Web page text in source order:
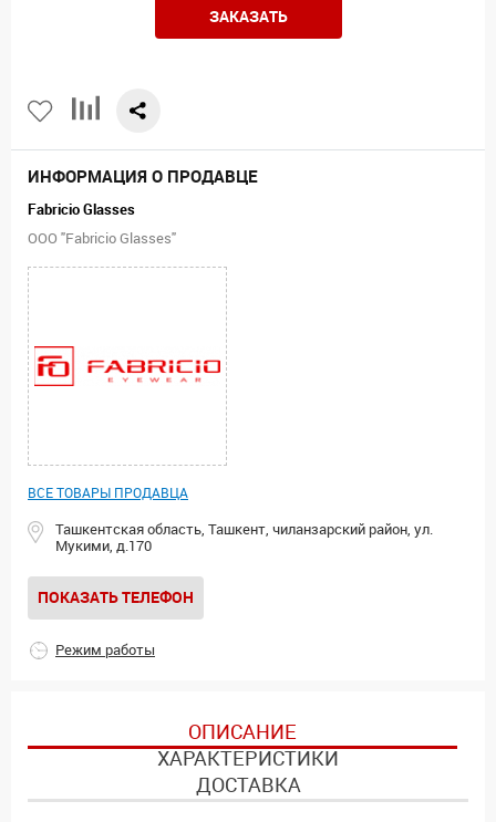
ЗАКАЗАТЬ
ИНФОРМАЦИЯ О ПРОДАВЦЕ
Fabricio Glasses
ООО "Fabricio Glasses"
ВСЕ ТОВАРЫ ПРОДАВЦА
Ташкентская область, Ташкент, чиланзарский район, ул.
Мукими, д.170
ПОКАЗАТЬ ТЕЛЕФОН
Режим работы
ОПИСАНИЕ
ХАРАКТЕРИСТИКИ
ДОСТАВКА